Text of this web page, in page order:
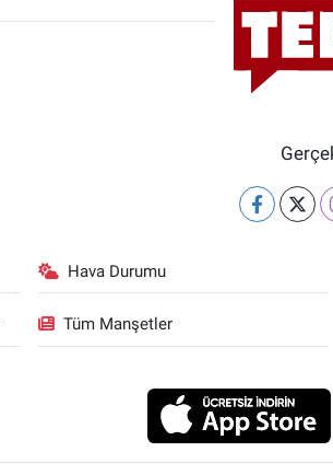
Hava Durumu
Tüm Manşetler